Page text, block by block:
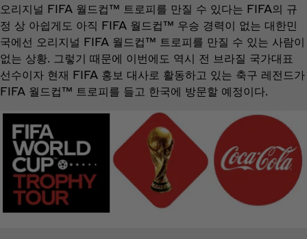
오리지널 FIFA 월드컵™ 트로피를 만질 수 있다는 FIFA의 규
정 상 아쉽게도 아직 FIFA 월드컵™ 우승 경력이 없는 대한민
국에선 오리지널 FIFA 월드컵™ 트로피를 만질 수 있는 사람이
없는 상황. 그렇기 때문에 이번에도 역시 전 브라질 국가대표
선수이자 현재 FIFA 홍보 대사로 활동하고 있는 축구 레전드가
FIFA 월드컵™ 트로피를 들고 한국에 방문할 예정이다.